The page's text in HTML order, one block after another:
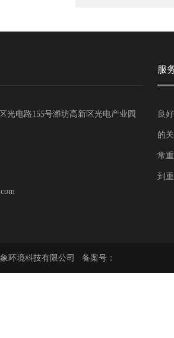
光电路155号潍坊高新区光电产业园
服
良
的
常
到
环境科技有限公司 备案号：